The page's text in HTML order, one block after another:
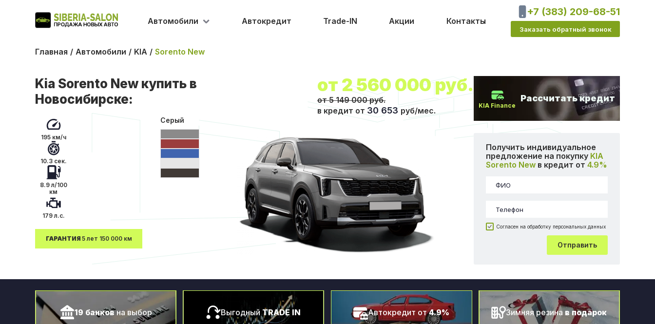
Автомобили Автокредит Trade-IN Акции Контакты
+7 (383) 209-68-51
Заказать обратный звонок
Главная Автомобили KIA Sorento New
Kia Sorento New купить в
Новосибирске:
195 км/ч
10.3 сек.
8.9 л/100
км
179 л.с.
Серый
ГАРАНТИЯ 5 лет 150 000 км
от 2 560 000руб.
от 5 149 000 руб.
в кредит от 30 653руб/мес.
KIA Finance
Рассчитать кредит
Получить индивидуальное
предложение на покупку KIA
Sorento New в кредит от 4.9%
Согласен на обработку персональных данных
Отправить
19 банковна выбор ВыгодныйTRADE IN Автокредит от4.9% Зимняя резина в подарок